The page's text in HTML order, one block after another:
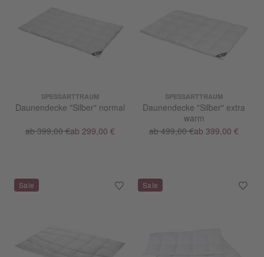
SPESSARTTRAUM
Daunendecke "Silber" normal
ab 399,00 €ab 299,00 €
SPESSARTTRAUM
Daunendecke "Silber" extra
warm
ab 499,00 €ab 399,00 €